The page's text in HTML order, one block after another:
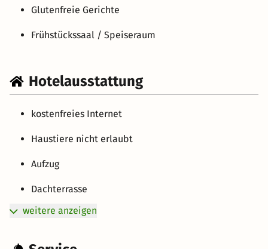
Glutenfreie Gerichte
Frühstückssaal / Speiseraum
Hotelausstattung
kostenfreies Internet
Haustiere nicht erlaubt
Aufzug
Dachterrasse
weitere anzeigen